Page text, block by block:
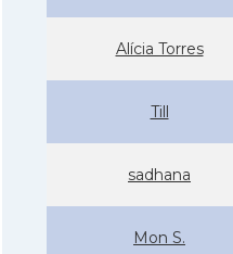
Alí­cia Torres
Till
sadhana
Mon S.